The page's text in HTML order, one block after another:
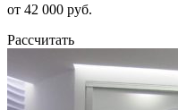
от 42 000 руб.
Рассчитать